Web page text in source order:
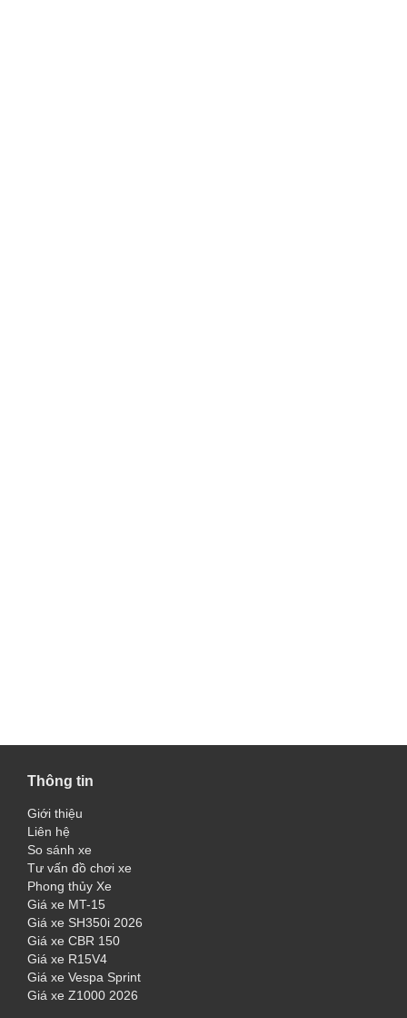
Thông tin
Giới thiệu
Liên hệ
So sánh xe
Tư vấn đồ chơi xe
Phong thủy Xe
Giá xe MT-15
Giá xe SH350i 2026
Giá xe CBR 150
Giá xe R15V4
Giá xe Vespa Sprint
Giá xe Z1000 2026